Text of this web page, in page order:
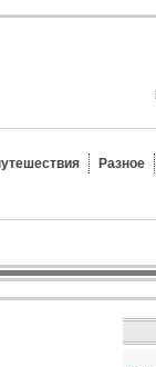
Разное